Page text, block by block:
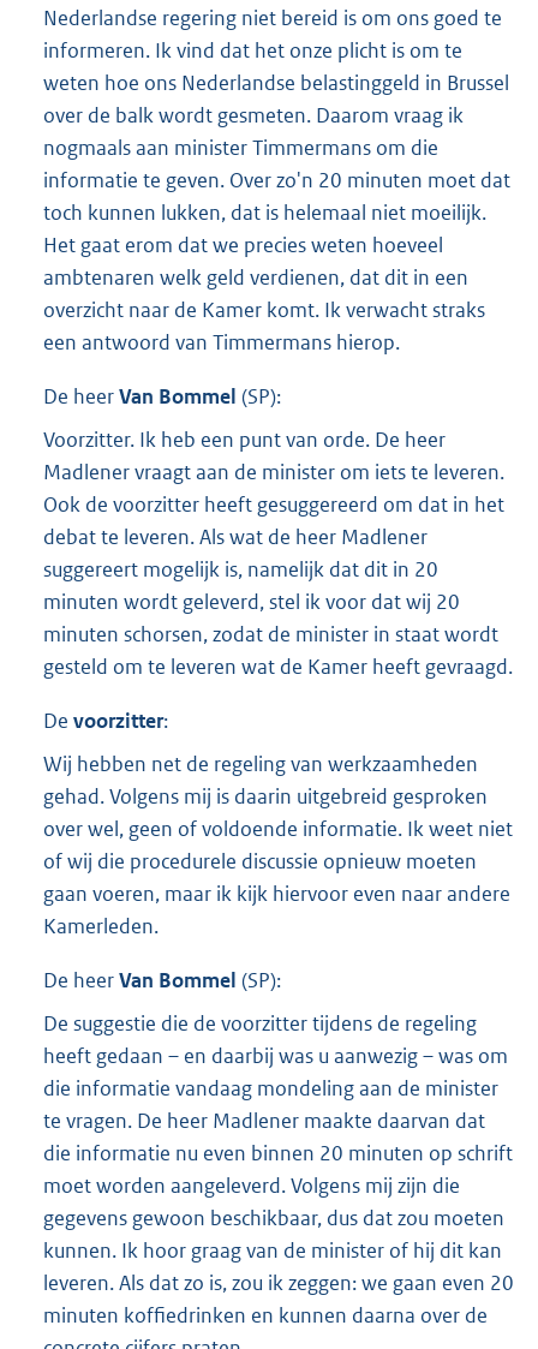
Nederlandse regering niet bereid is om ons goed te
informeren. Ik vind dat het onze plicht is om te
weten hoe ons Nederlandse belastinggeld in Brussel
over de balk wordt gesmeten. Daarom vraag ik
nogmaals aan minister Timmermans om die
informatie te geven. Over zo'n 20 minuten moet dat
toch kunnen lukken, dat is helemaal niet moeilijk.
Het gaat erom dat we precies weten hoeveel
ambtenaren welk geld verdienen, dat dit in een
overzicht naar de Kamer komt. Ik verwacht straks
een antwoord van Timmermans hierop.
De heerVan Bommel (SP):
Voorzitter. Ik heb een punt van orde. De heer
Madlener vraagt aan de minister om iets te leveren.
Ook de voorzitter heeft gesuggereerd om dat in het
debat te leveren. Als wat de heer Madlener
suggereert mogelijk is, namelijk dat dit in 20
minuten wordt geleverd, stel ik voor dat wij 20
minuten schorsen, zodat de minister in staat wordt
gesteld om te leveren wat de Kamer heeft gevraagd.
De voorzitter:
Wij hebben net de regeling van werkzaamheden
gehad. Volgens mij is daarin uitgebreid gesproken
over wel, geen of voldoende informatie. Ik weet niet
of wij die procedurele discussie opnieuw moeten
gaan voeren, maar ik kijk hiervoor even naar andere
Kamerleden.
De heerVan Bommel (SP):
De suggestie die de voorzitter tijdens de regeling
heeft gedaan – en daarbij was u aanwezig – was om
die informatie vandaag mondeling aan de minister
te vragen. De heer Madlener maakte daarvan dat
die informatie nu even binnen 20 minuten op schrift
moet worden aangeleverd. Volgens mij zijn die
gegevens gewoon beschikbaar, dus dat zou moeten
kunnen. Ik hoor graag van de minister of hij dit kan
leveren. Als dat zo is, zou ik zeggen: we gaan even 20
minuten koffiedrinken en kunnen daarna over de